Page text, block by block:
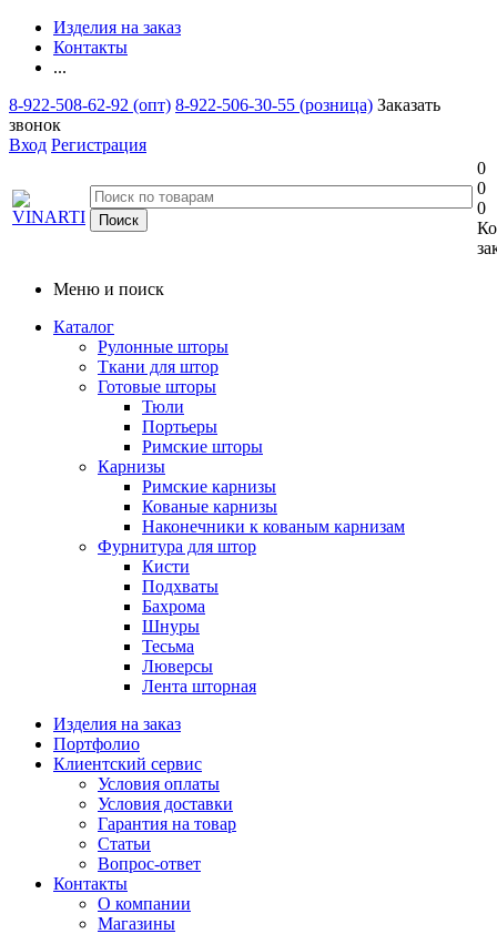
Изделия на заказ
Контакты
...
8-922-508-62-92 (опт) 8-922-506-30-55 (розница) Заказать
звонок
Вход Регистрация
0
0
0
Меню и поиск
Каталог
Рулонные шторы
Ткани для штор
Готовые шторы
Тюли
Портьеры
Римские шторы
Карнизы
Римские карнизы
Кованые карнизы
Наконечники к кованым карнизам
Фурнитура для штор
Кисти
Подхваты
Бахрома
Шнуры
Тесьма
Люверсы
Лента шторная
Изделия на заказ
Портфолио
Клиентский сервис
Условия оплаты
Условия доставки
Гарантия на товар
Статьи
Вопрос-ответ
Контакты
О компании
Магазины